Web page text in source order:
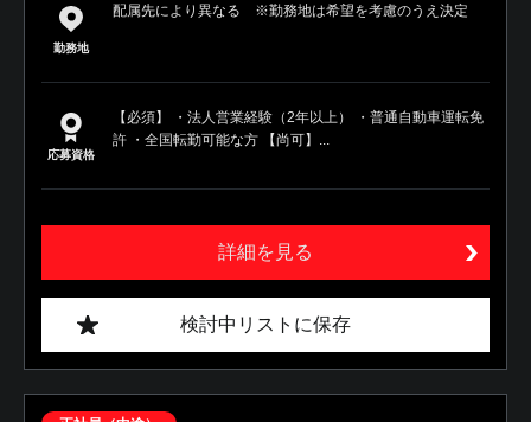
勤務地
配属先により異なる ※勤務地は希望を考慮のうえ決定
応募資格
【必須】 ・法人営業経験（2年以上） ・普通自動車運転免
許 ・全国転勤可能な方 【尚可】...
詳細を見る
検討中リストに保存